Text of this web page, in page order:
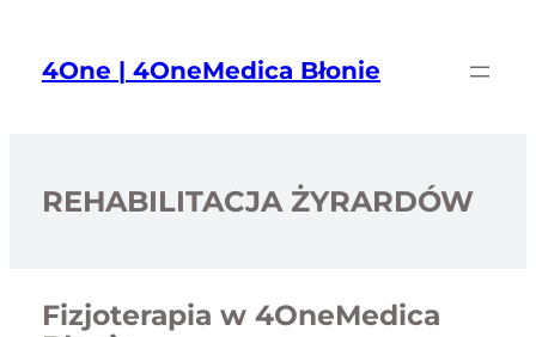
treści4One | 4OneMedica Błonie
REHABILITACJA ŻYRARDÓW
Fizjoterapia w 4OneMedica